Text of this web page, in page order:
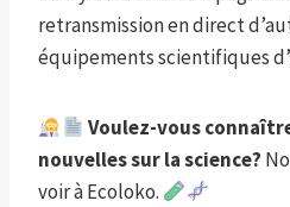
retransmission en direct
équipements scientifiques
Voulez-vous
nouvelles sur la science?
voir à Ecoloko.